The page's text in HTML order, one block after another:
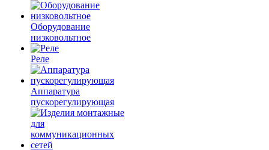
Оборудование
низковольтное
Реле
Аппаратура
пускорегулирующая